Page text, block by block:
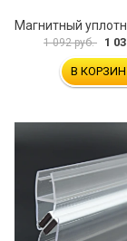
1 092 руб. 1
В